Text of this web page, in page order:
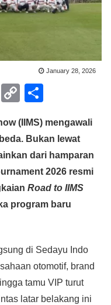
January 28, 2026
E
C
p
y
Li
n
k
ar
e
(IIMS) mengawali
Bukan lewat
dari hamparan
2026 resmi
Road to IIMS
program baru
di Sedayu Indo
otomotif, brand
tamu VIP turut
latar belakang ini